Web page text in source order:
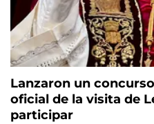
Lanzaron un
oficial de la visita de
participar